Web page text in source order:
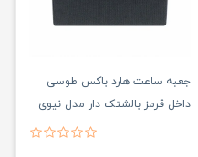
جعبه ساعت هارد باکس طوسی
داخل قرمز بالشتک دار مدل نيوی